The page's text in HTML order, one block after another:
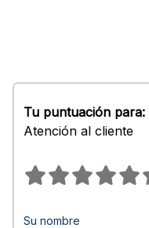
Tu puntuación para:
Atención al cliente
Su nombre